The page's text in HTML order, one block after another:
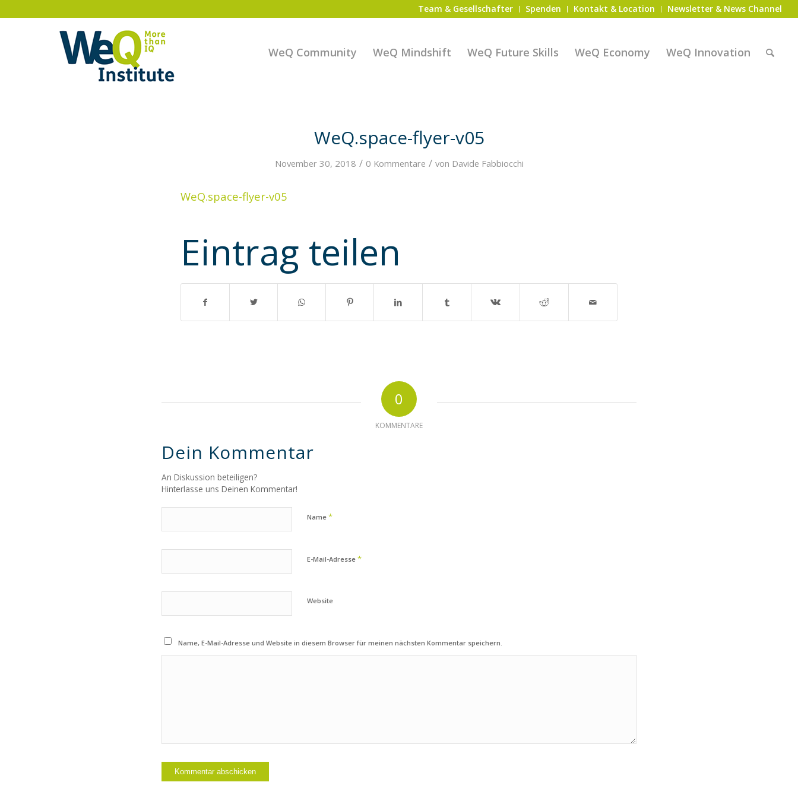
Team & Gesellschafter Spenden Kontakt & Location Newsletter & News Channel
WeQ Community WeQ Mindshift WeQ Future Skills WeQ Economy WeQ Innovation
WeQ.space-flyer-v05
November 30, 2018 / 0 Kommentare / von Davide Fabbiocchi
WeQ.space-flyer-v05
Eintrag teilen
0
KOMMENTARE
Dein Kommentar
An Diskussion beteiligen?
Hinterlasse uns Deinen Kommentar!
Name *
E-Mail-Adresse *
Website
Name, E-Mail-Adresse und Website in diesem Browser für meinen nächsten Kommentar speichern.